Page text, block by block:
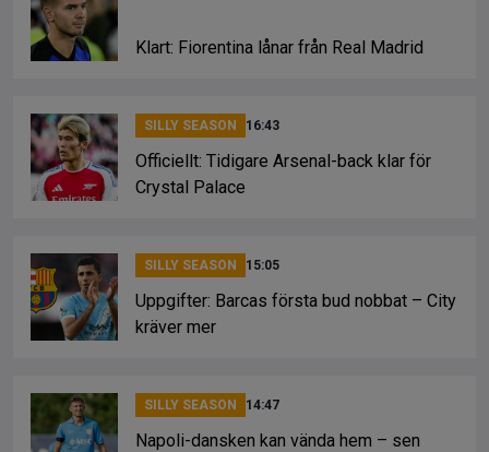
Klart: Fiorentina lånar från Real Madrid
SILLY SEASON 16:43
Officiellt: Tidigare Arsenal-back klar för
Crystal Palace
SILLY SEASON 15:05
Uppgifter: Barcas första bud nobbat – City
kräver mer
SILLY SEASON 14:47
Napoli-dansken kan vända hem – sen